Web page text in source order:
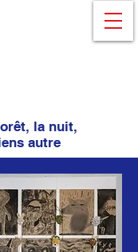
la nuit,
autre